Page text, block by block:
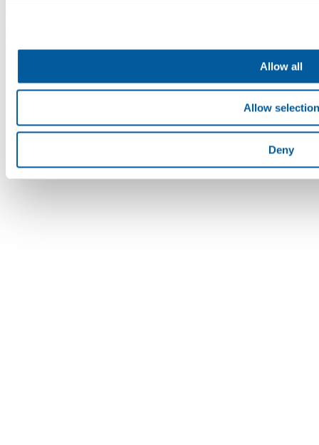
Allow all
Allow selection
Deny